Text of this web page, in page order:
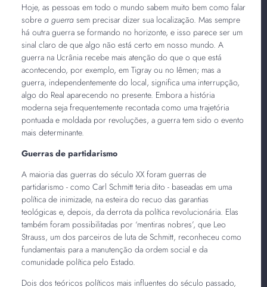
Hoje, as pessoas em todo o mundo sabem muito bem como falar
sobre a guerrasem precisar dizer sua localização. Mas sempre
há outra guerra se formando no horizonte, e isso parece ser um
sinal claro de que algo não está certo em nosso mundo. A
guerra na Ucrânia recebe mais atenção do que o que está
acontecendo, por exemplo, em Tigray ou no Iêmen; mas a
guerra, independentemente do local, significa uma interrupção,
algo do Real aparecendo no presente. Embora a história
moderna seja frequentemente recontada como uma trajetória
pontuada e moldada por revoluções, a guerra tem sido o evento
mais determinante.
Guerras de partidarismo
A maioria das guerras do século XX foram guerras de
partidarismo - como Carl Schmitt teria dito - baseadas em uma
política de inimizade, na esteira do recuo das garantias
teológicas e, depois, da derrota da política revolucionária. Elas
também foram possibilitadas por ‘mentiras nobres’, que Leo
Strauss, um dos parceiros de luta de Schmitt, reconheceu como
fundamentais para a manutenção da ordem social e da
comunidade política pelo Estado.
Dois dos teóricos políticos mais influentes do século passado,